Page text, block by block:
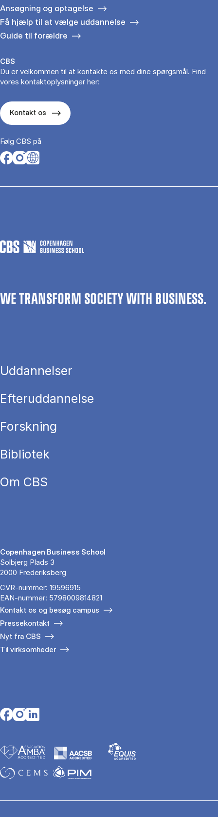
Ansøgning og optagelse
Få hjælp til at vælge uddannelse
Guide til forældre
CBS
Du er velkommen til at kontakte os med dine spørgsmål. Find
vores kontaktoplysninger her:
Kontakt os
Følg CBS på
Opens in a new tab
Opens in a new tab
Opens in a new tab
WE TRANSFORM SOCIETY WITH BUSINESS.
Uddannelser
Efteruddannelse
Forskning
Bibliotek
Om CBS
Copenhagen Business School
Solbjerg Plads 3
2000 Frederiksberg
CVR-nummer: 19596915
EAN-nummer: 5798009814821
Kontakt os og besøg campus
Pressekontakt
Nyt fra CBS
Til virksomheder
Opens in a new tab
Opens in a new tab
Opens in a new tab